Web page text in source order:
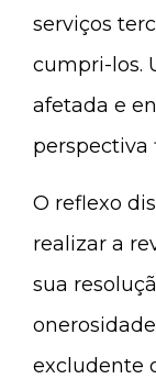
serviços
cumpri-los.
afetada e
perspectiva
O reflexo
realizar a
sua
excludente